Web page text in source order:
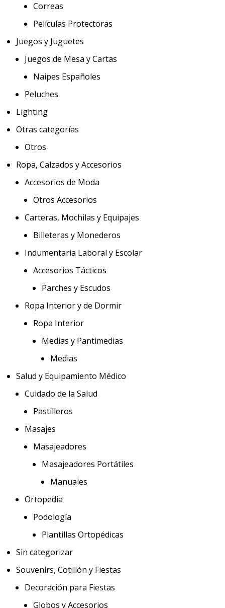
Correas
Películas Protectoras
Juegos y Juguetes
Juegos de Mesa y Cartas
Naipes Españoles
Peluches
Lighting
Otras categorías
Otros
Ropa, Calzados y Accesorios
Accesorios de Moda
Otros Accesorios
Carteras, Mochilas y Equipajes
Billeteras y Monederos
Indumentaria Laboral y Escolar
Accesorios Tácticos
Parches y Escudos
Ropa Interior y de Dormir
Ropa Interior
Medias y Pantimedias
Medias
Salud y Equipamiento Médico
Cuidado de la Salud
Pastilleros
Masajes
Masajeadores
Masajeadores Portátiles
Manuales
Ortopedia
Podología
Plantillas Ortopédicas
Sin categorizar
Souvenirs, Cotillón y Fiestas
Decoración para Fiestas
Globos y Accesorios